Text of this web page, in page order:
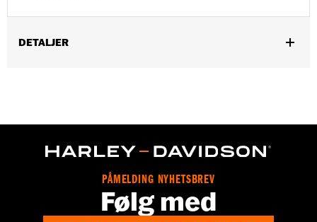
DETALJER
In the Box: Left and Right trim and installation hardware
1 year limited warranty – Go to
for full details
PÅMELDING NYHETSBREV
Følg med